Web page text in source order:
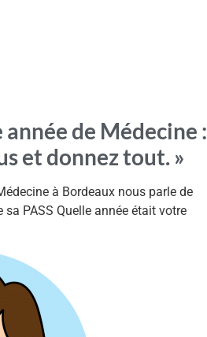
de Médecine :
et donnez tout. »
à Bordeaux nous parle de
PASS Quelle année était votre